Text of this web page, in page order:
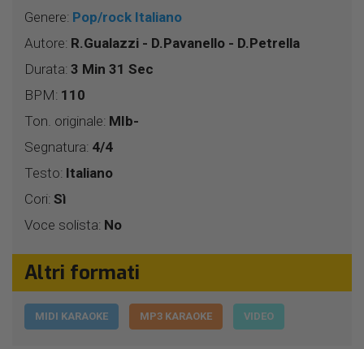
Genere: Pop/rock Italiano
Autore: R.Gualazzi - D.Pavanello - D.Petrella
Durata: 3 Min 31 Sec
BPM: 110
Ton. originale: MIb-
Segnatura: 4/4
Testo: Italiano
Cori: Sì
Voce solista: No
Altri formati
MIDI KARAOKE MP3 KARAOKE VIDEO